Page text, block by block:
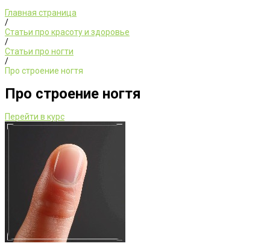
Главная страница
/
Статьи про красоту и здоровье
/
Статьи про ногти
/
Про строение ногтя
Про строение ногтя
Перейти в курс